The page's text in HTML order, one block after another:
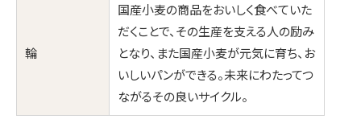
輪
国産小麦の商品をおいしく食べていた
だくことで、その生産を支える人の励み
となり、また国産小麦が元気に育ち、お
いしいパンができる。未来にわたってつ
ながるその良いサイクル。